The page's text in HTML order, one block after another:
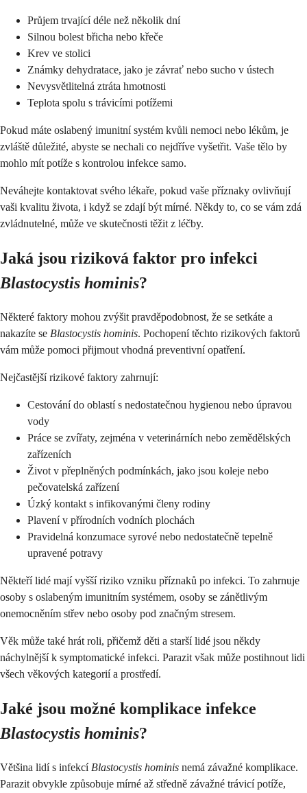
Průjem trvající déle než několik dní
Silnou bolest břicha nebo křeče
Krev ve stolici
Známky dehydratace, jako je závrať nebo sucho v ústech
Nevysvětlitelná ztráta hmotnosti
Teplota spolu s trávicími potížemi
Pokud máte oslabený imunitní systém kvůli nemoci nebo lékům, je
zvláště důležité, abyste se nechali co nejdříve vyšetřit. Vaše tělo by
mohlo mít potíže s kontrolou infekce samo.
Neváhejte kontaktovat svého lékaře, pokud vaše příznaky ovlivňují
vaši kvalitu života, i když se zdají být mírné. Někdy to, co se vám zdá
zvládnutelné, může ve skutečnosti těžit z léčby.
Jaká jsou riziková faktor pro infekci
Blastocystis hominis?
Některé faktory mohou zvýšit pravděpodobnost, že se setkáte a
nakazíte se Blastocystis hominis. Pochopení těchto rizikových faktorů
vám může pomoci přijmout vhodná preventivní opatření.
Nejčastější rizikové faktory zahrnují:
Cestování do oblastí s nedostatečnou hygienou nebo úpravou
vody
Práce se zvířaty, zejména v veterinárních nebo zemědělských
zařízeních
Život v přeplněných podmínkách, jako jsou koleje nebo
pečovatelská zařízení
Úzký kontakt s infikovanými členy rodiny
Plavení v přírodních vodních plochách
Pravidelná konzumace syrové nebo nedostatečně tepelně
upravené potravy
Někteří lidé mají vyšší riziko vzniku příznaků po infekci. To zahrnuje
osoby s oslabeným imunitním systémem, osoby se zánětlivým
onemocněním střev nebo osoby pod značným stresem.
Věk může také hrát roli, přičemž děti a starší lidé jsou někdy
náchylnější k symptomatické infekci. Parazit však může postihnout lidi
všech věkových kategorií a prostředí.
Jaké jsou možné komplikace infekce
Blastocystis hominis?
Většina lidí s infekcí Blastocystis hominis nemá závažné komplikace.
Parazit obvykle způsobuje mírné až středně závažné trávicí potíže,